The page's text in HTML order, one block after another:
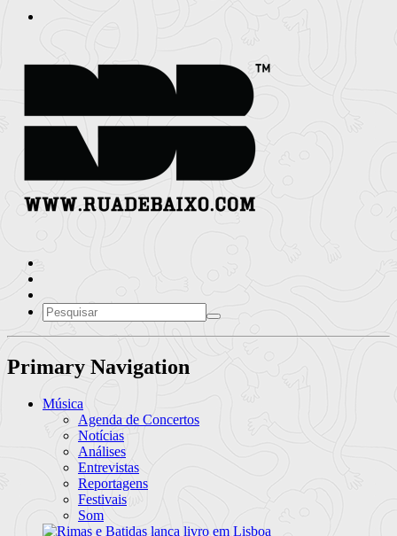
Primary Navigation
Música
Agenda de Concertos
Notícias
Análises
Entrevistas
Reportagens
Festivais
Som